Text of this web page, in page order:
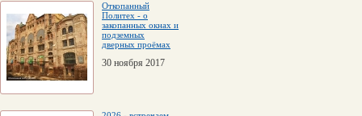
Откопанный
Политех - о
закопанных окнах и
подземных
дверных проёмах
30 ноября 2017